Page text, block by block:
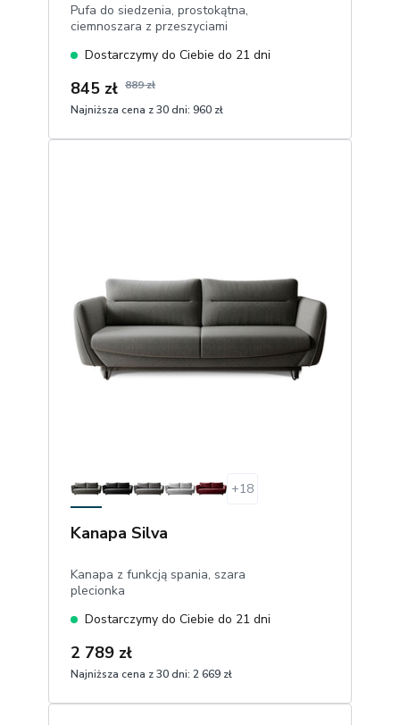
Pufa do siedzenia, prostokątna,
ciemnoszara z przeszyciami
Dostarczymy do Ciebie do 21 dni
845 zł 889 zł
Najniższa cena z 30 dni: 960 zł
1
+18
Kanapa Silva
Kanapa z funkcją spania, szara
plecionka
Dostarczymy do Ciebie do 21 dni
2 789 zł
Najniższa cena z 30 dni: 2 669 zł
1